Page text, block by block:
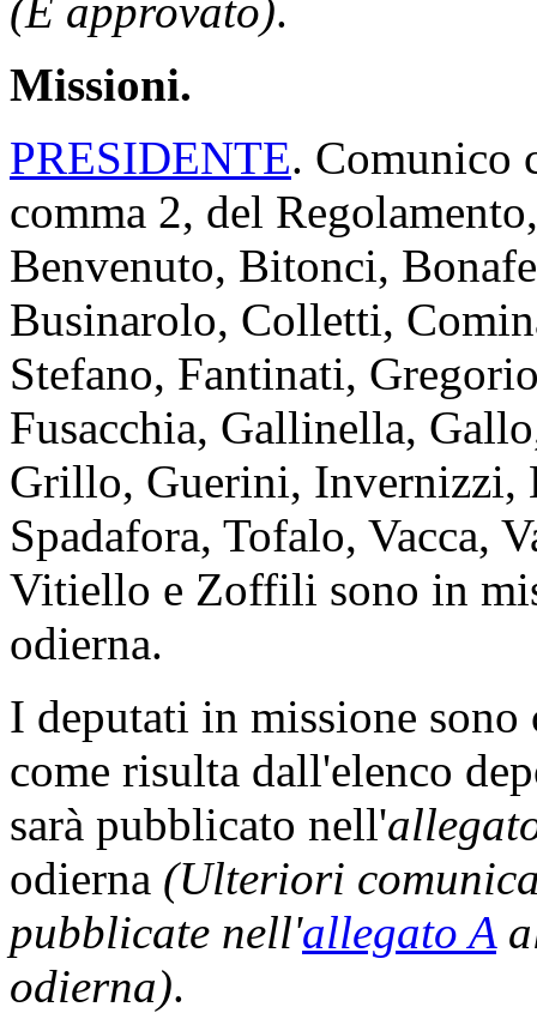
(È approvato).
Missioni.
PRESIDENTE. Comunico
comma 2, del
Benvenuto, Bitonci,
Businarolo, Colletti,
Stefano, Fantinati,
Fusacchia, Gallinella,
Grillo, Guerini, Invernizzi,
Spadafora, Tofalo, Vacca,
Vitiello e Zoffili sono in
odierna.
I deputati in missione
come risulta dall'elenco
sarà pubblicato nell'
odierna (Ulteriori
pubblicate nell'allegato A
odierna).